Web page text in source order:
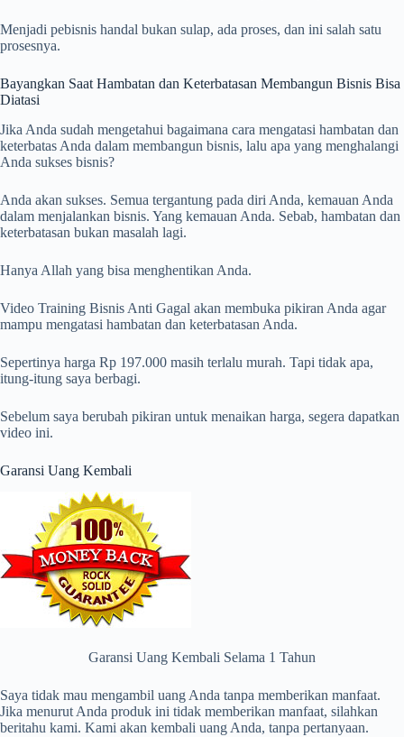
Menjadi pebisnis handal bukan sulap, ada proses, dan ini salah satu
prosesnya.
Bayangkan Saat Hambatan dan Keterbatasan Membangun Bisnis Bisa
Diatasi
Jika Anda sudah mengetahui bagaimana cara mengatasi hambatan dan
keterbatas Anda dalam membangun bisnis, lalu apa yang menghalangi
Anda sukses bisnis?
Anda akan sukses. Semua tergantung pada diri Anda, kemauan Anda
dalam menjalankan bisnis. Yang kemauan Anda. Sebab, hambatan dan
keterbatasan bukan masalah lagi.
Hanya Allah yang bisa menghentikan Anda.
Video Training Bisnis Anti Gagal akan membuka pikiran Anda agar
mampu mengatasi hambatan dan keterbatasan Anda.
Sepertinya harga Rp 197.000 masih terlalu murah. Tapi tidak apa,
itung-itung saya berbagi.
Sebelum saya berubah pikiran untuk menaikan harga, segera dapatkan
video ini.
Garansi Uang Kembali
Garansi Uang Kembali Selama 1 Tahun
Saya tidak mau mengambil uang Anda tanpa memberikan manfaat.
Jika menurut Anda produk ini tidak memberikan manfaat, silahkan
beritahu kami. Kami akan kembali uang Anda, tanpa pertanyaan.